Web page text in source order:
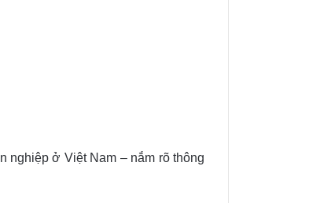
nghiệp ở Việt Nam – nắm rõ thông